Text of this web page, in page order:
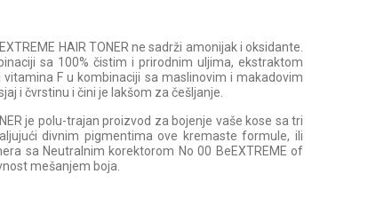
HAIR TONER ne sadrži amonijak i oksidante.
sa 100% čistim i prirodnim uljima, ekstraktom
F u kombinaciji sa maslinovim i makadovim
i čvrstinu i čini je lakšom za češljanje.
je polu-trajan proizvod za bojenje vaše kose sa tri
divnim pigmentima ove kremaste formule, ili
sa Neutralnim korektorom No 00 BeEXTREME of
mešanjem boja.